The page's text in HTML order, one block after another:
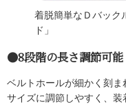
着脱簡単なＤバック
ド」
●8段階の長さ調節可能
ベルトホールが細かく刻
サイズに調節しやすく、装